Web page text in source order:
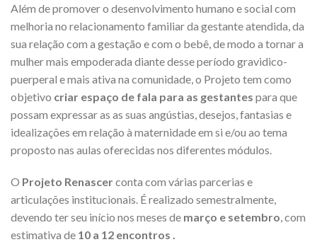
Além de promover o desenvolvimento humano e social com
melhoria no relacionamento familiar da gestante atendida, da
sua relação com a gestação e com o bebê, de modo a tornar a
mulher mais empoderada diante desse período gravidico-
puerperal e mais ativa na comunidade, o Projeto tem como
objetivo criar espaço de fala para as gestantes para que
possam expressar as as suas angústias, desejos, fantasias e
idealizações em relação à maternidade em si e/ou ao tema
proposto nas aulas oferecidas nos diferentes módulos.
O Projeto Renascerconta com várias parcerias e
articulações institucionais. É realizado semestralmente,
devendo ter seu início nos meses de março e setembro, com
estimativa de 10 a 12 encontros .